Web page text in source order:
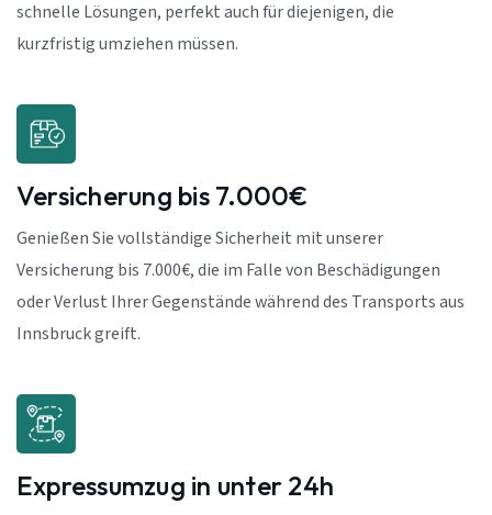
schnelle Lösungen, perfekt auch für diejenigen, die
kurzfristig umziehen müssen.
Versicherung bis 7.000€
Genießen Sie vollständige Sicherheit mit unserer
Versicherung bis 7.000€, die im Falle von Beschädigungen
oder Verlust Ihrer Gegenstände während des Transports aus
Innsbruck greift.
Expressumzug in unter 24h